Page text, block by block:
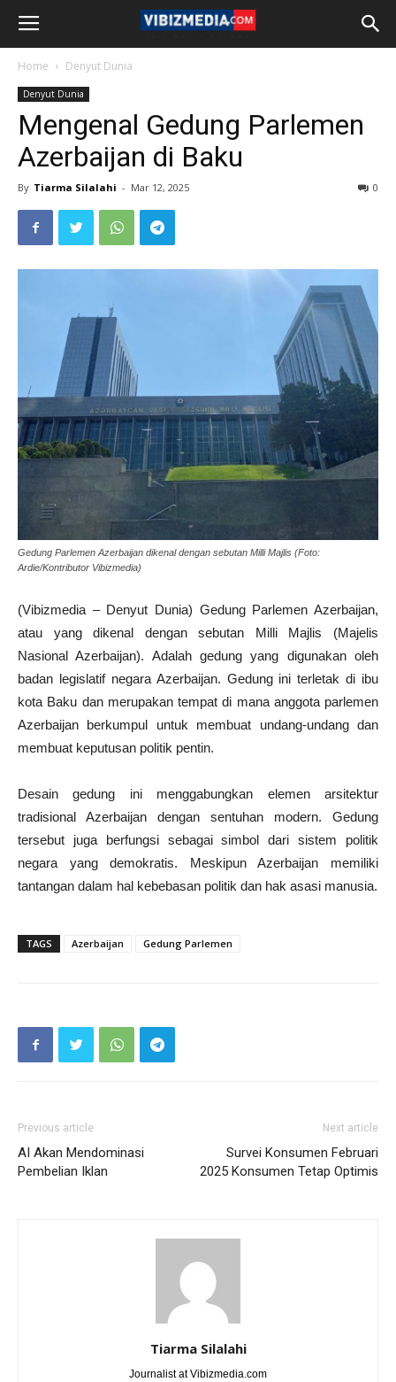
Home Denyut Dunia
Denyut Dunia
Mengenal Gedung Parlemen
Azerbaijan di Baku
By Tiarma Silalahi - Mar 12, 2025 0
Gedung Parlemen Azerbaijan dikenal dengan sebutan Milli Majlis (Foto:
Ardie/Kontributor Vibizmedia)
(Vibizmedia – Denyut Dunia) Gedung Parlemen Azerbaijan,
atau yang dikenal dengan sebutan Milli Majlis (Majelis
Nasional Azerbaijan). Adalah gedung yang digunakan oleh
badan legislatif negara Azerbaijan. Gedung ini terletak di ibu
kota Baku dan merupakan tempat di mana anggota parlemen
Azerbaijan berkumpul untuk membuat undang-undang dan
membuat keputusan politik pentin.
Desain gedung ini menggabungkan elemen arsitektur
tradisional Azerbaijan dengan sentuhan modern. Gedung
tersebut juga berfungsi sebagai simbol dari sistem politik
negara yang demokratis. Meskipun Azerbaijan memiliki
tantangan dalam hal kebebasan politik dan hak asasi manusia.
TAGS Azerbaijan Gedung Parlemen
Previous article
AI Akan Mendominasi
Pembelian Iklan
Next article
Survei Konsumen Februari
2025 Konsumen Tetap Optimis
Tiarma Silalahi
Journalist at Vibizmedia.com